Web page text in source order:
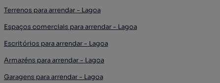
Terrenos para arrendar - Lagoa
Espaços comerciais para arrendar - Lagoa
Escritórios para arrendar - Lagoa
Armazéns para arrendar - Lagoa
Garagens para arrendar - Lagoa